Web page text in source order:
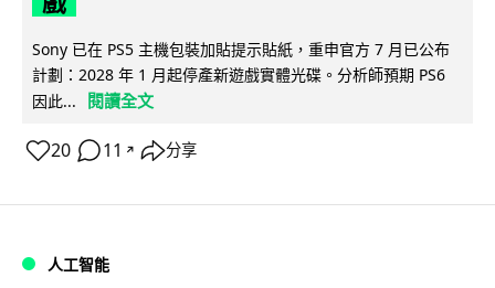
Sony 已在 PS5 主機包裝加貼提示貼紙，重申官方 7 月已公布
計劃：2028 年 1 月起停產新遊戲實體光碟。分析師預期 PS6
因此...
閱讀全文
20 11 ↗ 分享
人工智能